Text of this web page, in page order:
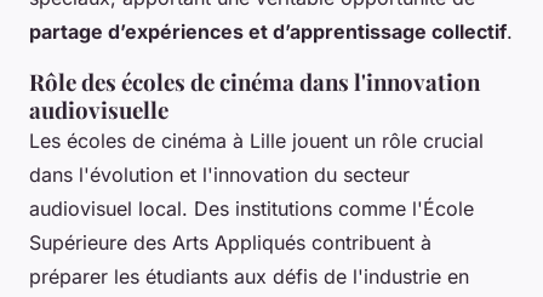
partage d’expériences et d’apprentissage collectif.
Rôle des écoles de cinéma dans l'innovation
audiovisuelle
Les écoles de cinéma à Lille jouent un rôle crucial
dans l'évolution et l'innovation du secteur
audiovisuel local. Des institutions comme l'École
Supérieure des Arts Appliqués contribuent à
préparer les étudiants aux défis de l'industrie en